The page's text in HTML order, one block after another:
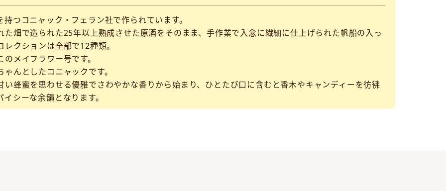
つコニャック・フェラン社で作られています。
畑で造られた25年以上熟成させた原酒をそのまま、手作業で入念に繊細に仕上げられた帆船の入っ
クションは全部で12種類。
メイフラワー号です。
んとしたコニャックです。
蜂蜜を思わせる優雅でさわやかな香りから始まり、ひとたび口に含むと香木やキャンディーを彷彿
シーな余韻となります。